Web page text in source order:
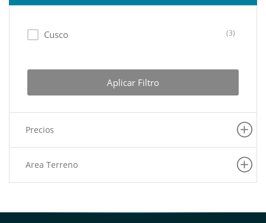
Cusco (3)
Aplicar Filtro
Precios
Area Terreno